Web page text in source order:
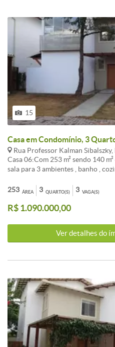
15
Casa em Condomínio, 3
Rua Professor Kalman
Casa 06:Com 253 m² sendo 140
sala para 3 ambientes , banho ,
casal com opção p/ closet, ais uma
quarto pode ser reversível , estar
ÁREA
253 QUARTO(S)
3 VAGA(S)
3
R$ 1.090.000,00
Ver detalhes do